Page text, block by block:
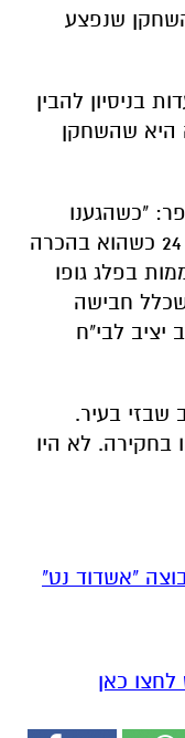
שנפצע
בניסיון להבין
היא שהשחקן
"כשהגענו
לרחוב ראינו את הפצוע, גבר כבן 24 כשהוא בהכרה
בפלג גופו
שכלל חבישה
יציב לבי"ח
שבזי בעיר.
בחקירה. לא היו
"אשדוד נט"
כאן